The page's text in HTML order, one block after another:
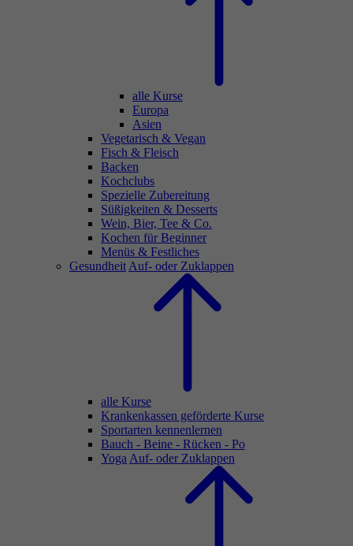
alle Kurse
Europa
Asien
Vegetarisch & Vegan
Fisch & Fleisch
Backen
Kochclubs
Spezielle Zubereitung
Süßigkeiten & Desserts
Wein, Bier, Tee & Co.
Kochen für Beginner
Menüs & Festliches
Gesundheit Auf- oder Zuklappen
alle Kurse
Krankenkassen geförderte Kurse
Sportarten kennenlernen
Bauch - Beine - Rücken - Po
Yoga Auf- oder Zuklappen